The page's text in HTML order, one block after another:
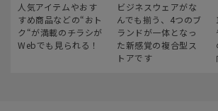
人気アイテムやおす
すめ商品などの“おト
ク“が満載のチラシが
Webでも見られる！
ビジネスウェアがな
んでも揃う、4つのブ
ランドが一体となっ
た新感覚の複合型ス
トアです